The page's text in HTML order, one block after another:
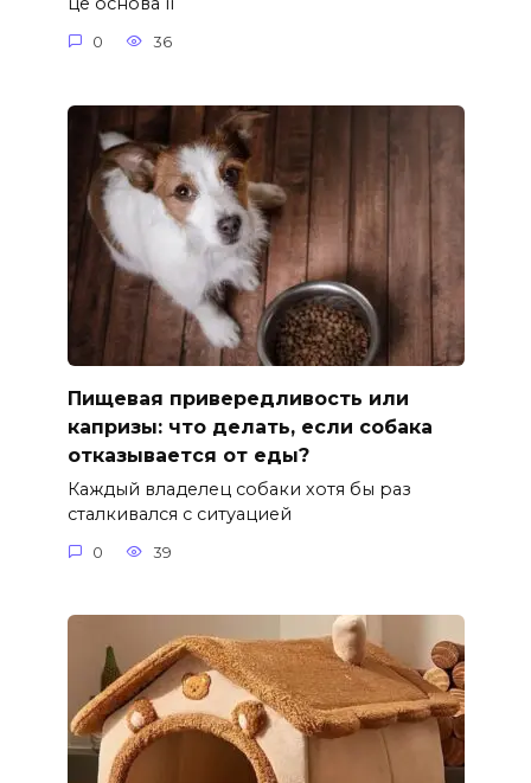
0 36
Пищевая привередливость или
капризы: что делать, если собака
отказывается от еды?
Каждый владелец собаки хотя бы раз
сталкивался с ситуацией
0 39